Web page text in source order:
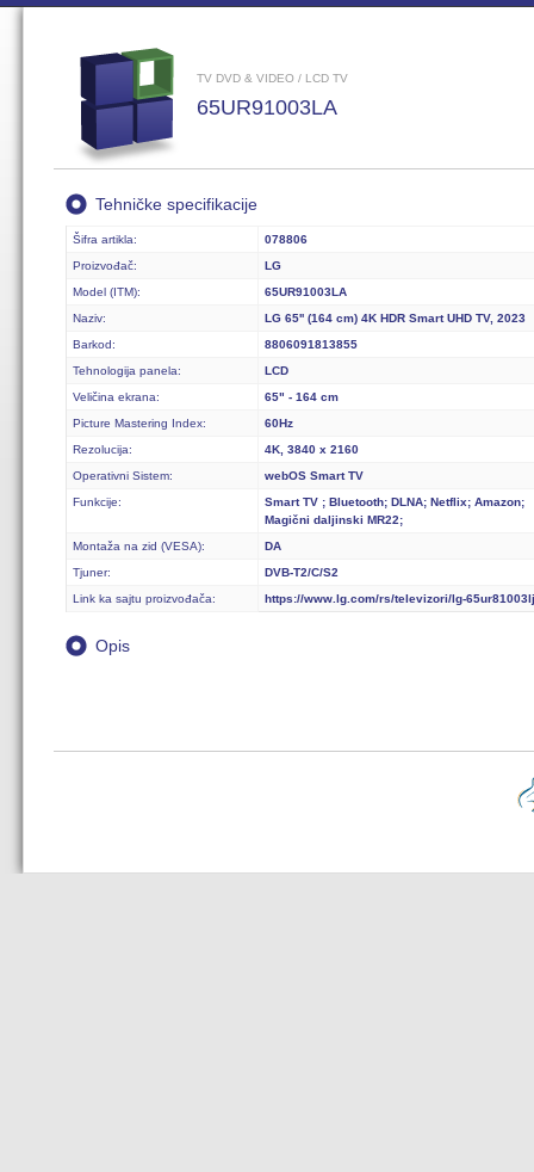
TV DVD & VIDEO / LCD TV
65UR91003LA
Tehničke specifikacije
Šifra artikla:
078806
Proizvođač:
LG
Model (ITM):
65UR91003LA
Naziv:
LG 65'' (164 cm) 4K HDR Smart UHD TV, 2023
Barkod:
8806091813855
Tehnologija panela:
LCD
Veličina ekrana:
65" - 164 cm
Picture Mastering Index:
60Hz
Rezolucija:
4K, 3840 x 2160
Operativni Sistem:
webOS Smart TV
Funkcije:
Smart TV ; Bluetooth; DLNA; Netflix; Amazon;
Magični daljinski MR22;
Montaža na zid (VESA):
DA
Tjuner:
DVB-T2/C/S2
Link ka sajtu proizvođača:
https://www.lg.com/rs/televizori/lg-65ur81003lj
Opis